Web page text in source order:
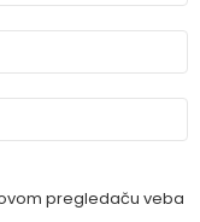
pregledaču veba